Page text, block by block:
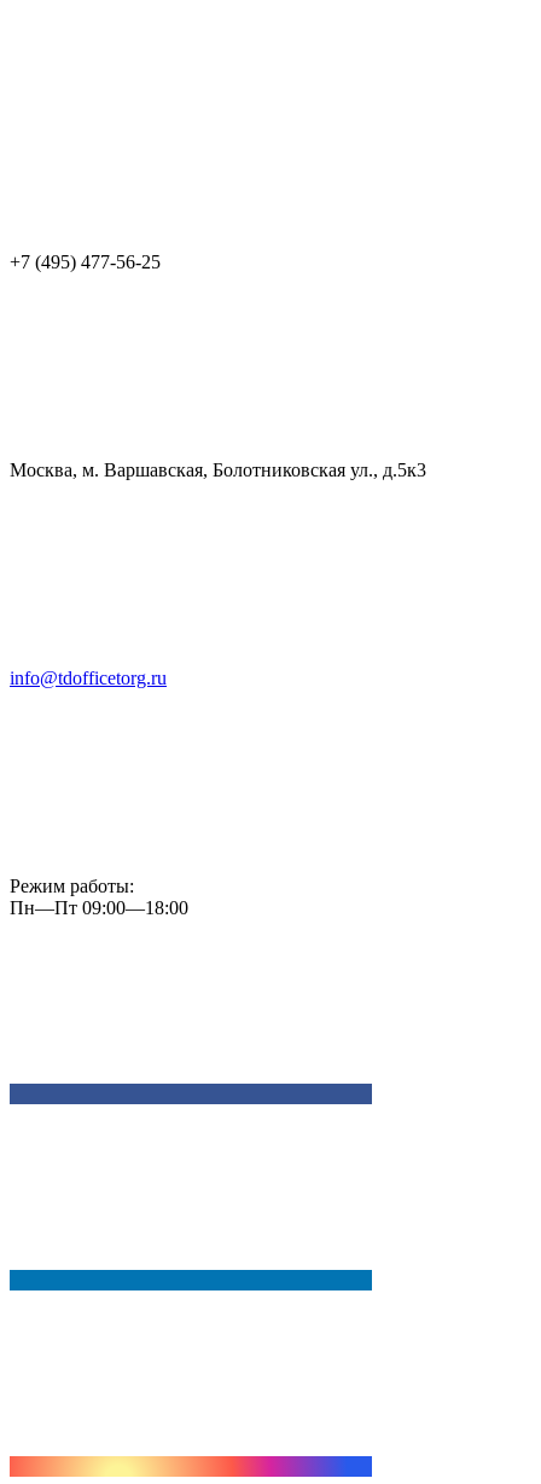
+7 (495) 477-56-25
Москва, м. Варшавская, Болотниковская ул., д.5к3
info@tdofficetorg.ru
Режим работы:
Пн—Пт 09:00—18:00